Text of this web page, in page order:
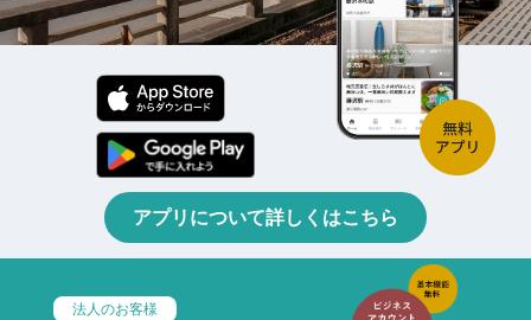
アプリについて詳しくはこちら
法人のお客様